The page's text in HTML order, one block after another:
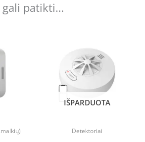
gali patikti…
IŠPARDUOTA
Detektoriai